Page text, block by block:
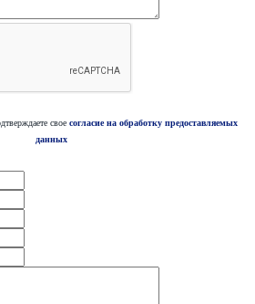
свое согласие на обработку предоставляемых
данных